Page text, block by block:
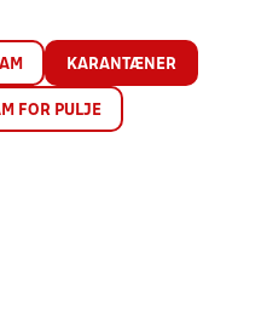
KARANTÆNER
FOR PULJE